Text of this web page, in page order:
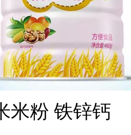
米粉 铁锌钙